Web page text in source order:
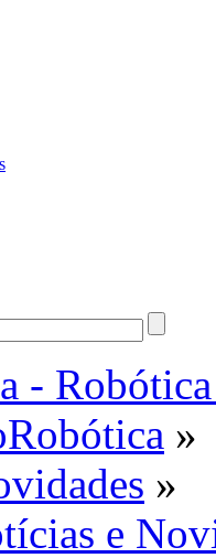
-
»
»
e